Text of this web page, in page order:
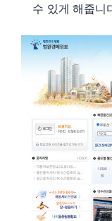
수 있게 해줍니